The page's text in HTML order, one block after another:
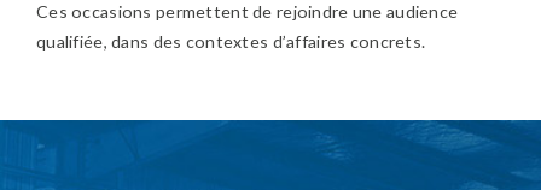
Ces occasions permettent de rejoindre une audience
qualifiée, dans des contextes d’affaires concrets.